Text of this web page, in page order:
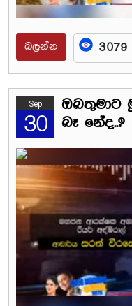
බලන්න
Sep
30
ඔබතුමාට
බෑ නේද..?